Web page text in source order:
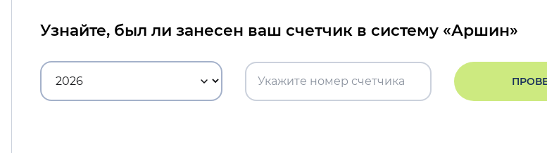
Узнайте, был ли занесен ваш счетчик в систему «Аршин»